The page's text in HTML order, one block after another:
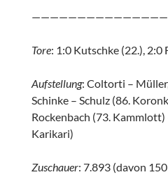
Tore: 1:0 Kutschke (22.), 2:0
Aufstellung: Coltorti –
Schinke – Schulz (86.
Rockenbach (73.
Karikari)
Zuschauer: 7.893 (davon